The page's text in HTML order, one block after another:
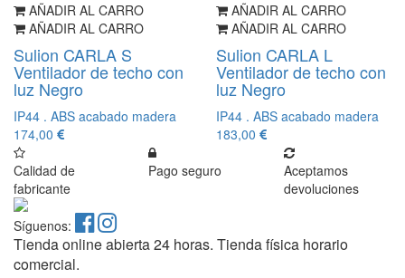
AÑADIR AL CARRO
AÑADIR AL CARRO
Sulion CARLA S
Ventilador de techo con
luz Negro
IP44 . ABS acabado madera
174,00
AÑADIR AL CARRO
AÑADIR AL CARRO
Sulion CARLA L
Ventilador de techo con
luz Negro
IP44 . ABS acabado madera
183,00
Calidad de
fabricante
Pago seguro
Aceptamos
devoluciones
Síguenos:
Tienda online abierta 24 horas. Tienda física horario
comercial.